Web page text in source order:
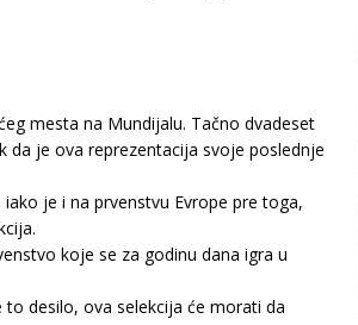
mesta na Mundijalu. Tačno dvadeset
da je ova reprezentacija svoje poslednje
je i na prvenstvu Evrope pre toga,
koje se za godinu dana igra u
desilo, ova selekcija će morati da